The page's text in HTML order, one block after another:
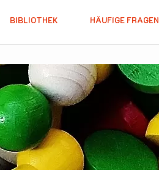
BIBLIOTHEK HÄUFIGE FRAGEN